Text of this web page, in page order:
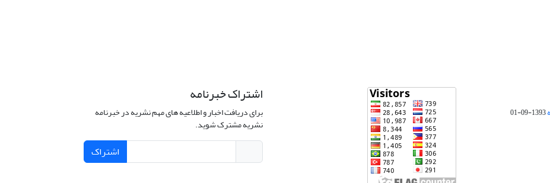
1393-09-01
اشتراک خبرنامه
برای دریافت اخبار و اطلاعیه های مهم نشریه در خبرنامه
نشریه مشترک شوید.
اشتراک